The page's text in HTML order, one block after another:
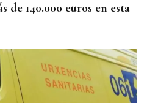
de 140.000 euros en esta